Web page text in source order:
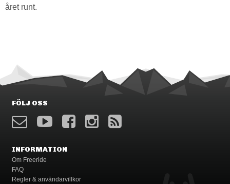
året runt.
FÖLJ OSS
INFORMATION
Om Freeride
FAQ
Regler & användarvillkor